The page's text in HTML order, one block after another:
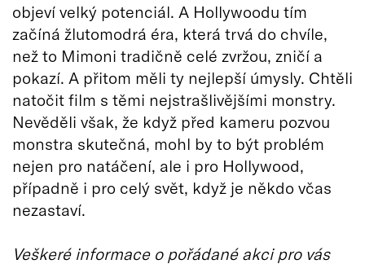
objeví velký potenciál. A Hollywoodu tím
začíná žlutomodrá éra, která trvá do chvíle,
než to Mimoni tradičně celé zvržou, zničí a
pokazí. A přitom měli ty nejlepší úmysly. Chtěli
natočit film s těmi nejstrašlivějšími monstry.
Nevěděli však, že když před kameru pozvou
monstra skutečná, mohl by to být problém
nejen pro natáčení, ale i pro Hollywood,
případně i pro celý svět, když je někdo včas
nezastaví.
Veškeré informace o pořádané akci pro vás